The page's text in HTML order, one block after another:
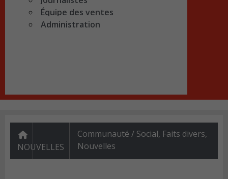
Équipe des ventes
Administration
NOUVELLES
Communauté / Social, Faits divers,
Nouvelles